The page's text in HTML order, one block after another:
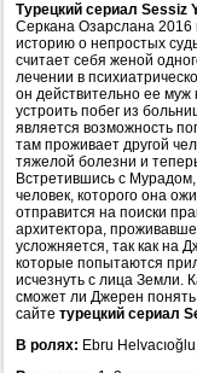
Турецкий сериал Sessiz
Серкана Озарслана 2016
историю о непростых
считает себя женой
лечении в
он действительно ее
устроить побег из
является возможность
там проживает другой
тяжелой болезни и
Встретившись с
человек, которого она
отправится на поиски
архитектора,
усложняется, так как на
которые попытаются
исчезнуть с лица Земли.
сможет ли Джерен
сайте турецкий сериал
В ролях: Ebru